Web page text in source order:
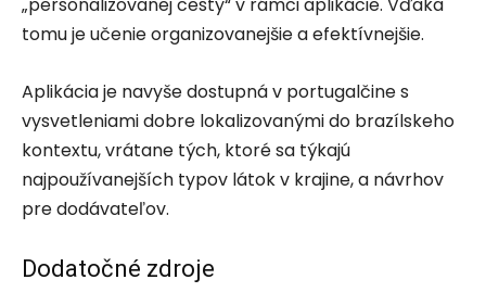
tomu je učenie organizovanejšie a efektívnejšie.
Aplikácia je navyše dostupná v portugalčine s
vysvetleniami dobre lokalizovanými do brazílskeho
kontextu, vrátane tých, ktoré sa týkajú
najpoužívanejších typov látok v krajine, a návrhov
pre dodávateľov.
Dodatočné zdroje